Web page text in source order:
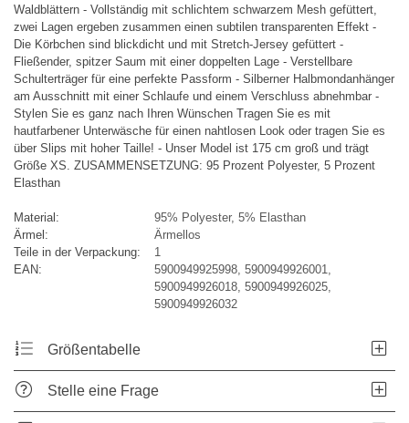
Waldblättern - Vollständig mit schlichtem schwarzem Mesh gefüttert,
zwei Lagen ergeben zusammen einen subtilen transparenten Effekt -
Die Körbchen sind blickdicht und mit Stretch-Jersey gefüttert -
Fließender, spitzer Saum mit einer doppelten Lage - Verstellbare
Schulterträger für eine perfekte Passform - Silberner Halbmondanhänger
am Ausschnitt mit einer Schlaufe und einem Verschluss abnehmbar -
Stylen Sie es ganz nach Ihren Wünschen Tragen Sie es mit
hautfarbener Unterwäsche für einen nahtlosen Look oder tragen Sie es
über Slips mit hoher Taille! - Unser Model ist 175 cm groß und trägt
Größe XS. ZUSAMMENSETZUNG: 95 Prozent Polyester, 5 Prozent
Elasthan
Material:
95% Polyester, 5% Elasthan
Ärmel:
Ärmellos
Teile in der Verpackung:
1
EAN:
5900949925998, 5900949926001,
5900949926018, 5900949926025,
5900949926032
Größentabelle
Stelle eine Frage